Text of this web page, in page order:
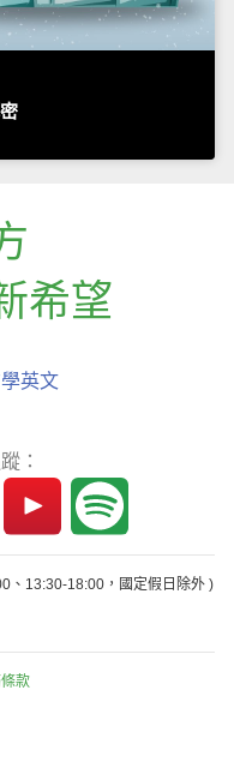
希望
英文
：
、13:30-18:00，國定假日除外 )
款